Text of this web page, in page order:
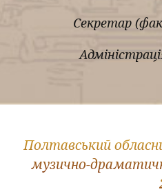
Секретар
Полтавський
музично-